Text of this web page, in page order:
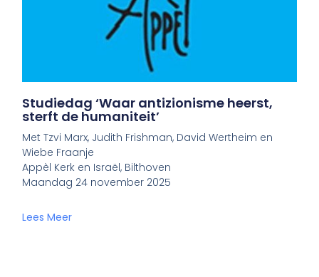
Studiedag ‘Waar antizionisme heerst,
sterft de humaniteit’
Met Tzvi Marx, Judith Frishman, David Wertheim en
Wiebe Fraanje
Appèl Kerk en Israël, Bilthoven
Maandag 24 november 2025
Lees Meer